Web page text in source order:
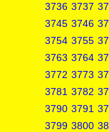
3736 3737
3745 3746
3754 3755
3763 3764
3772 3773
3781 3782
3790 3791
3799 3800